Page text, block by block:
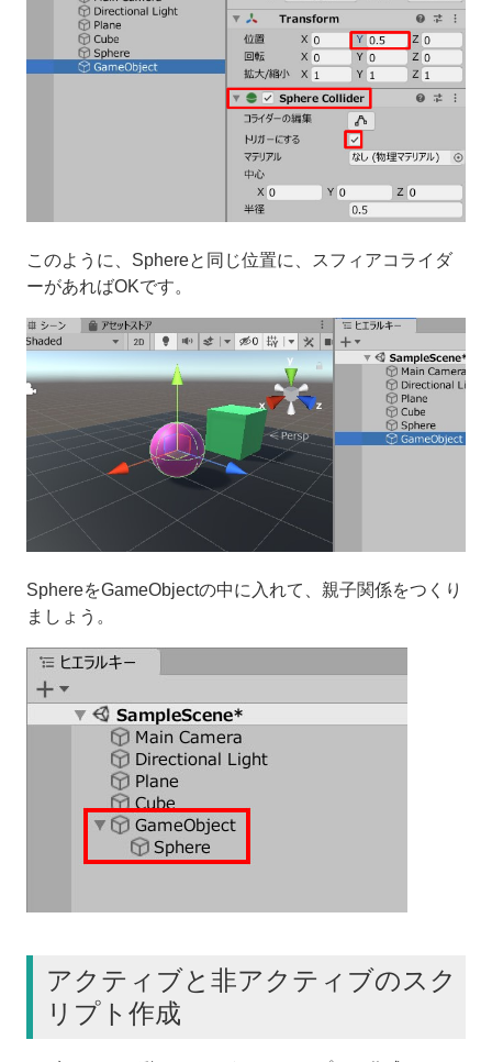
このように、Sphereと同じ位置に、スフィアコライダ
ーがあればOKです。
SphereをGameObjectの中に入れて、親子関係をつくり
ましょう。
アクティブと非アクティブのスク
リプト作成